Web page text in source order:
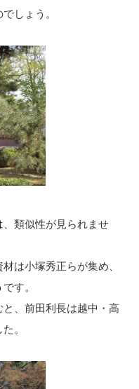
しょう。
、類似性が見られませ
は小塚秀正らが集め、
す。
、前田利長は越中・高
。